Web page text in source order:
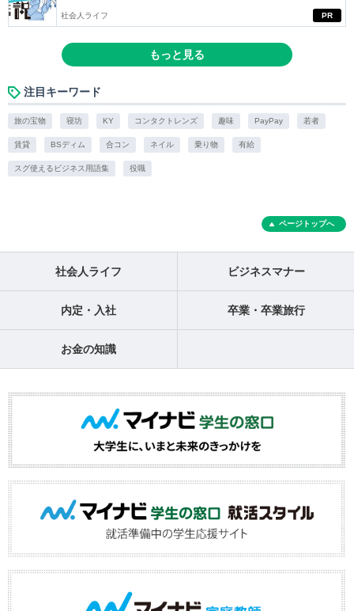
PR
社会人ライフ
もっと見る
注目キーワード
旅の宝物 寝坊 KY コンタクトレンズ 趣味 PayPay 若者
賃貸 BSディム 合コン ネイル 乗り物 有給
スグ使えるビジネス用語集 役職
ページトップへ
社会人ライフ ビジネスマナー
内定・入社 卒業・卒業旅行
お金の知識